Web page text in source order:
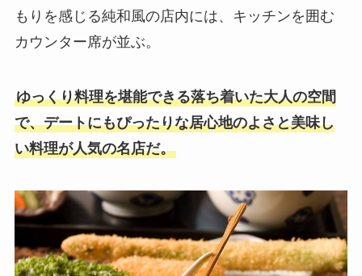
もりを感じる純和風の店内には、キッチンを囲む
カウンター席が並ぶ。
ゆっくり料理を堪能できる落ち着いた大人の空間
で、デートにもぴったりな居心地のよさと美味し
い料理が人気の名店だ。